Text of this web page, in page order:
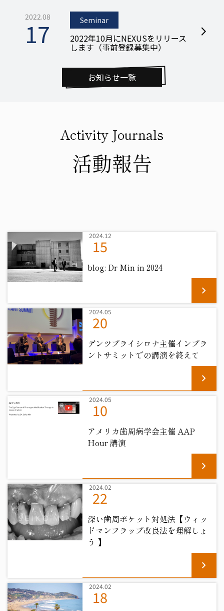
お知らせ一覧
2022.08
17 Seminar
2022年10月にNEXUSをリリース
します（事前登録募集中）
arrow_forward_ios
Activity Journals
活動報告
2024.12
15
blog: Dr Min in 2024
chevron_right
2024.05
20
デンツプライシロナ主催インプラ
ントサミットでの講演を終えて
chevron_right
2024.05
10
アメリカ歯周病学会主催 AAP
Hour 講演
chevron_right
2024.02
22
深い歯周ポケット対処法【ウィッ
ドマンフラップ改良法を理解しょ
う 】
chevron_right
2024.02
18